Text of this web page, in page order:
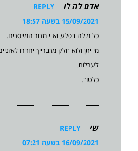
אדם לה לו
REPLY
15/09/2021 בשעה 18:57
כל מילה בסלע ואני מדור המייסדים.
מי יתן ולוא חלק מדברייך יחדרו
לערלות.
כלטוב.
שי
REPLY
16/09/2021 בשעה 07:21